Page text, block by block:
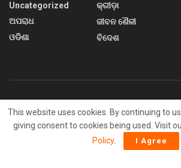
Uncategorized
ଅପରାଧ
ଓଡିଶା
କ୍ରୀଡ଼ା
ଜୀବନ ଶୈଳୀ
ବିଦେଶ
About us Contact us Home Home 2
Home 4
Home 6 Sample
This website uses cookies. By continuing to
giving consent to cookies being used. Visit
Policy. I Agree